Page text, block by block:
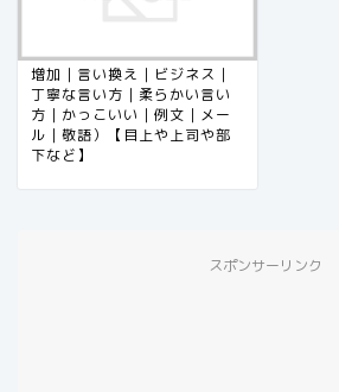
増加｜言い換え｜ビジネス｜
丁寧な言い方｜柔らかい言い
方｜かっこいい｜例文｜メー
ル｜敬語）【目上や上司や部
下など】
スポンサーリンク